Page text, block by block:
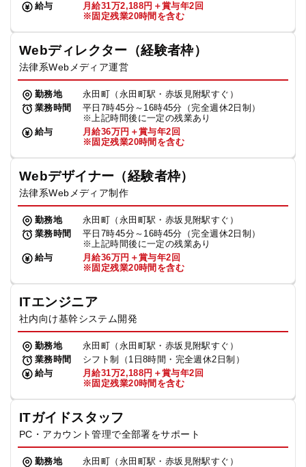
給与
月給31万2,188円＋賞与年2回
※固定残業20時間を含む
Webディレクター（経験者枠）
法律系Webメディア運営
勤務地
永田町（永田町駅・赤坂見附駅すぐ）
業務時間
平日7時45分～16時45分（完全週休2日制）
※上記時間後に一定の残業あり
給与
月給36万円＋賞与年2回
※固定残業20時間を含む
Webデザイナー（経験者枠）
法律系Webメディア制作
勤務地
永田町（永田町駅・赤坂見附駅すぐ）
業務時間
平日7時45分～16時45分（完全週休2日制）
※上記時間後に一定の残業あり
給与
月給36万円＋賞与年2回
※固定残業20時間を含む
ITエンジニア
社内向け基幹システム開発
勤務地
永田町（永田町駅・赤坂見附駅すぐ）
業務時間
シフト制（1日8時間・完全週休2日制）
給与
月給31万2,188円＋賞与年2回
※固定残業20時間を含む
ITガイドスタッフ
PC・アカウント管理で全部署をサポート
勤務地
永田町（永田町駅・赤坂見附駅すぐ）